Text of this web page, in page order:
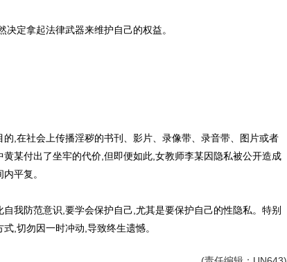
定拿起法律武器来维护自己的权益。
在社会上传播淫秽的书刊、影片、录像带、录音带、图片或者
某付出了坐牢的代价,但即便如此,女教师李某因隐私被公开造成
平复。
防范意识,要学会保护自己,尤其是要保护自己的性隐私。特别
,切勿因一时冲动,导致终生遗憾。